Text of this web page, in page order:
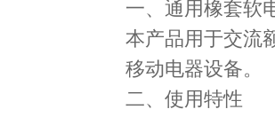
一、通用橡套软
本产品用于交流
移动电器设备。
二、使用特性